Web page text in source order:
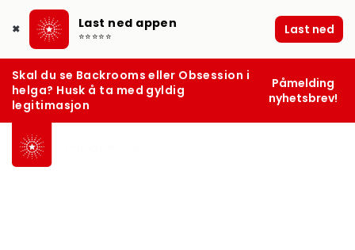
✖ Last ned appen
⭐⭐⭐⭐⭐ Last ned
Skal du se Backrooms eller Obsession i
helga? Husk å ta med gyldig
legitimasjon
Påmelding
nyhetsbrev!